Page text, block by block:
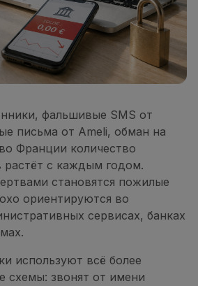
фальшивые SMS от
письма от Ameli, обман на
Франции количество
растёт с каждым годом.
становятся пожилые
ориентируются во
сервисах, банках
используют всё более
схемы: звонят от имени